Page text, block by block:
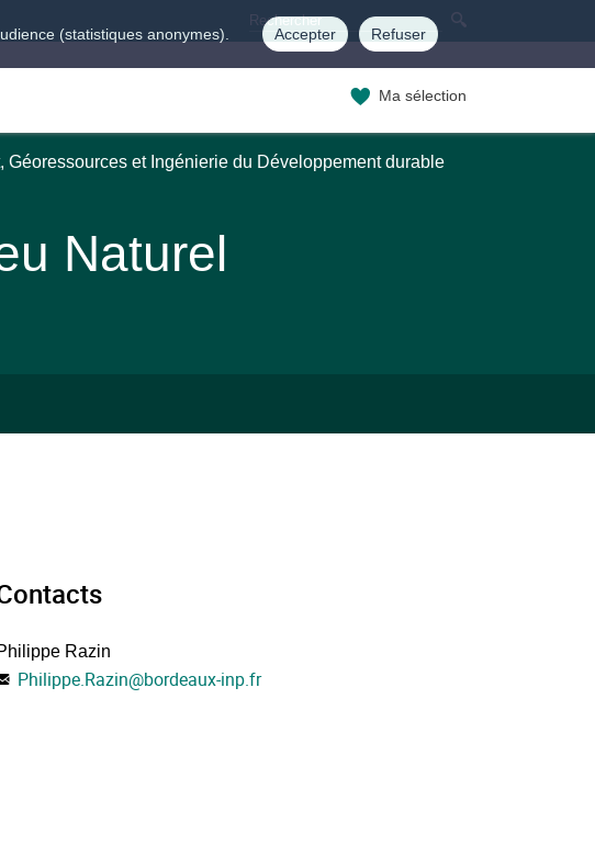
(statistiques anonymes). Accepter Refuser
Ma sélection
Géoressources et Ingénierie du Développement durable
Naturel
Razin
Philippe.Razin@bordeaux-inp.fr